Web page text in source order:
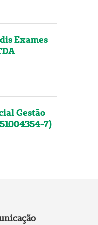
Exames
Gestão
7)